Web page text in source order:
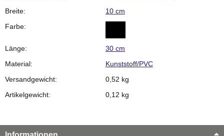
Breite:
10 cm
Farbe:
Länge:
30 cm
Material:
Kunststoff/PVC
Versandgewicht:
0,52 kg
Artikelgewicht:
0,12 kg